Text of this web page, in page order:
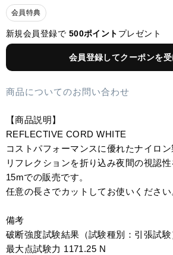
会員特典
新規会員登録で 500ポイント プレゼント
会員登録してクーポンを
商品についてのお問い合わせ
【商品説明】
REFLECTIVE CORD WHITE
コストパフォーマンスに優れたナイロン
リフレクションを折り込み夜間の視認性
15mでの販売です。
任意の長さでカットしてお使いください
備考
破断強度試験結果（試験種別：引張試験
最大点試験力 1171.25 N